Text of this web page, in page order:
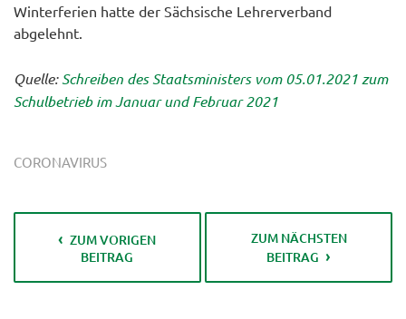
Winterferien hatte der Sächsische Lehrerverband
abgelehnt.
Quelle:Schreiben des Staatsministers vom 05.01.2021 zum
Schulbetrieb im Januar und Februar 2021
CORONAVIRUS
ZUM VORIGEN
BEITRAG
ZUM NÄCHSTEN
BEITRAG